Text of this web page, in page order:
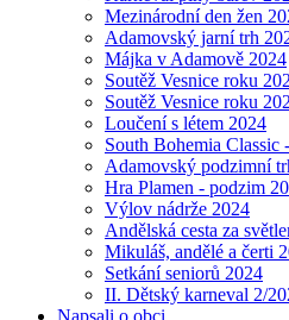
Mezinárodní den žen
Adamovský jarní trh
Májka v Adamově 2024
Soutěž Vesnice roku
Soutěž Vesnice roku
Loučení s létem 2024
South Bohemia Classic
Adamovský podzimní
Hra Plamen - podzim
Výlov nádrže 2024
Andělská cesta za
Mikuláš, andělé a čerti
Setkání seniorů 2024
II. Dětský karneval 2/